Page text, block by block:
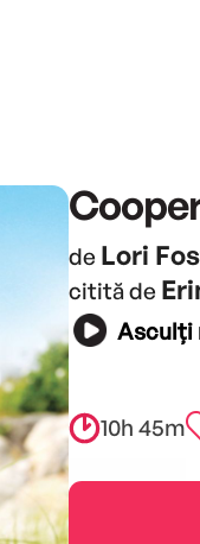
de Lori
citită de
Asculți
10h 45m